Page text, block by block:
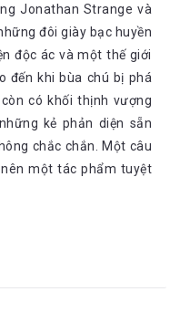
Jonathan Strange và
đôi giày bạc huyền
độc ác và một thế giới
đến khi bùa chú bị phá
có khối thịnh vượng
kẻ phản diện sẵn
chắc chắn. Một câu
một tác phẩm tuyệt